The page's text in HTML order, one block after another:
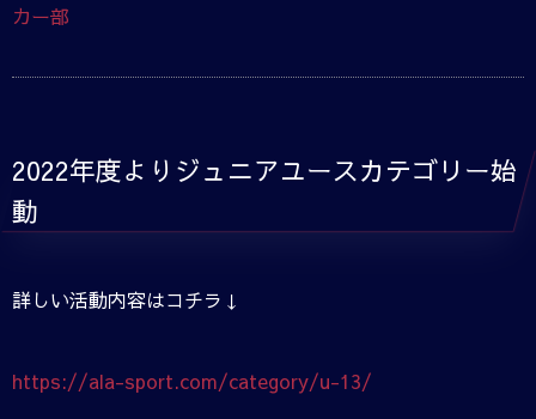
カー部
2022年度よりジュニアユースカテゴリー始
動
詳しい活動内容はコチラ↓
https://ala-sport.com/category/u-13/